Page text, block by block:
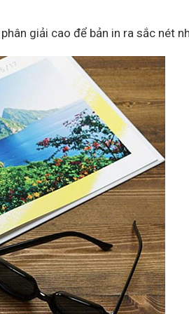
giải cao để bản in ra sắc nét